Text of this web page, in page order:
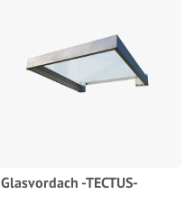
Glasvordach -TECTUS-